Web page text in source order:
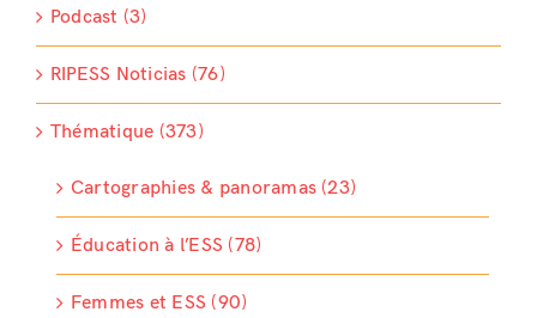
Podcast (3)
RIPESS Noticias (76)
Thématique (373)
Cartographies & panoramas (23)
Éducation à l’ESS (78)
Femmes et ESS (90)